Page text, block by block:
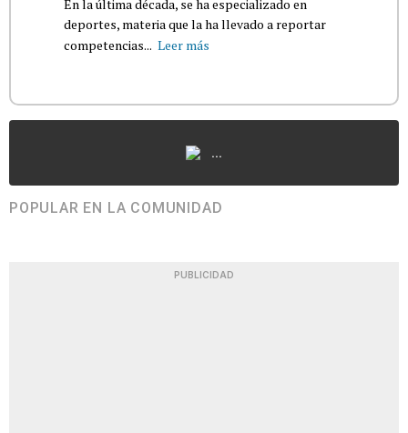
En la última década, se ha especializado en
deportes, materia que la ha llevado a reportar
competencias... Leer más
...
POPULAR EN LA COMUNIDAD
PUBLICIDAD